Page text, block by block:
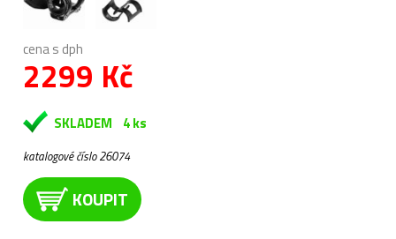
cena s dph
2299 Kč
SKLADEM 4 ks
katalogové číslo 26074
KOUPIT